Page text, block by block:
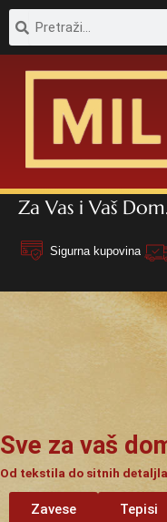
Pretraga
Za Vas i Vaš
Sigurna kupovina
Sve za vaš
Od tekstila do sitnih
Zavese Tepisi